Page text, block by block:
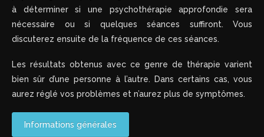
à déterminer si une psychothérapie approfondie sera
nécessaire ou si quelques séances suffiront. Vous
discuterez ensuite de la fréquence de ces séances.
Les résultats obtenus avec ce genre de thérapie varient
bien sûr d’une personne à l’autre. Dans certains cas, vous
aurez réglé vos problèmes et n’aurez plus de symptômes.
Informations générales